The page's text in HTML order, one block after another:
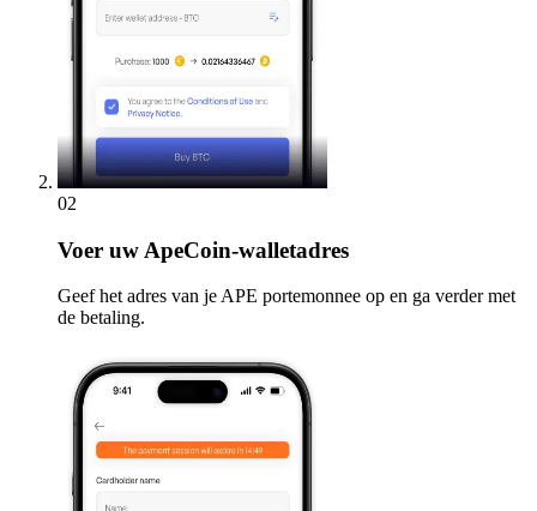
02
Voer uw ApeCoin-walletadres
Geef het adres van je APE portemonnee op en ga verder met
de betaling.